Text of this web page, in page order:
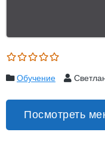
Обучение
Посмотреть